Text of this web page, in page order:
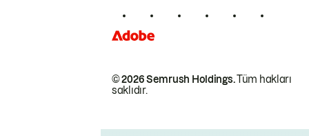
© 2026 Semrush Holdings.Tüm hakları
saklıdır.